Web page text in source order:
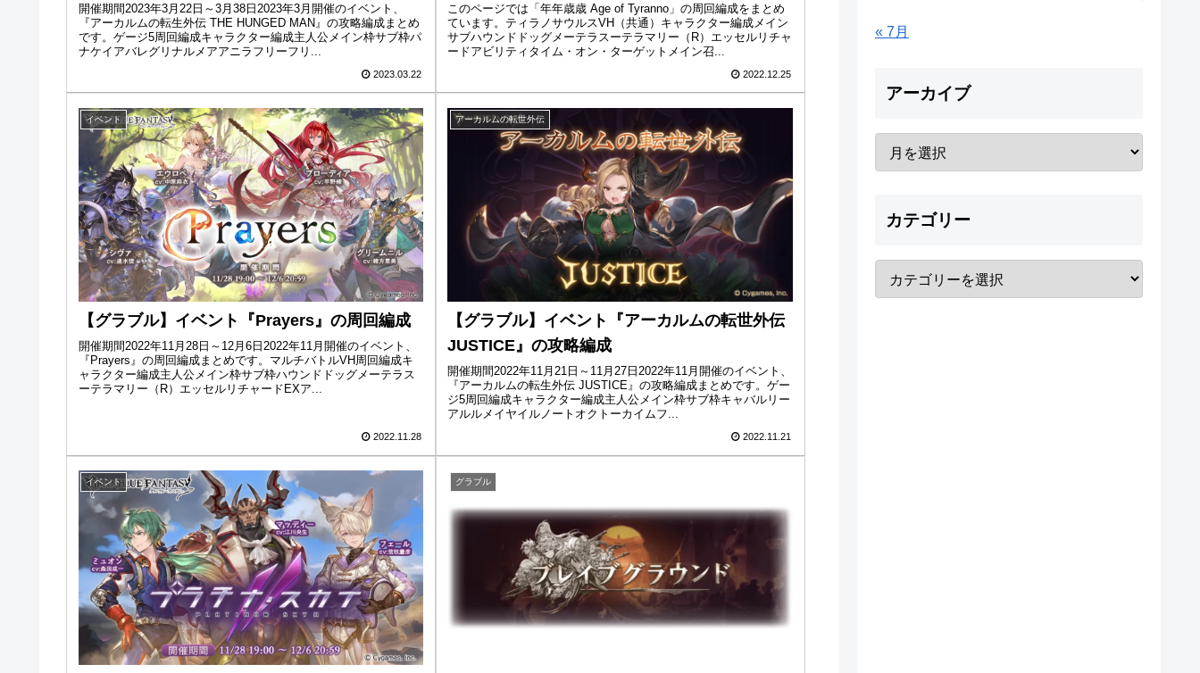
開催期間2023年3月22日～3月38日2023年3月開催のイベント、
『アーカルムの転生外伝 THE HUNGED MAN』の攻略編成まとめ
です。ゲージ5周回編成キャラクター編成主人公メイン枠サブ枠パ
ナケイアバレグリナルメアアニラフリーフリ...
2023.03.22
このページでは「年年歳歳 Age of Tyranno」の周回編成をまとめ
ています。ティラノサウルスVH（共通）キャラクター編成メイン
サブハウンドドッグメーテラスーテラマリー（R）エッセルリチャ
ードアビリティタイム・オン・ターゲットメイン召...
2022.12.25
イベント
【グラブル】イベント『Prayers』の周回編成
開催期間2022年11月28日～12月6日2022年11月開催のイベント、
『Prayers』の周回編成まとめです。マルチバトルVH周回編成キ
ャラクター編成主人公メイン枠サブ枠ハウンドドッグメーテラス
ーテラマリー（R）エッセルリチャードEXア...
2022.11.28
アーカルムの転世外伝
【グラブル】イベント『アーカルムの転世外伝
JUSTICE』の攻略編成
開催期間2022年11月21日～11月27日2022年11月開催のイベント、
『アーカルムの転生外伝 JUSTICE』の攻略編成まとめです。ゲー
ジ5周回編成キャラクター編成主人公メイン枠サブ枠キャバルリー
アルルメイヤイルノートオクトーカイムフ...
2022.11.21
イベント グラブル
« 7月
アーカイブ
カテゴリー